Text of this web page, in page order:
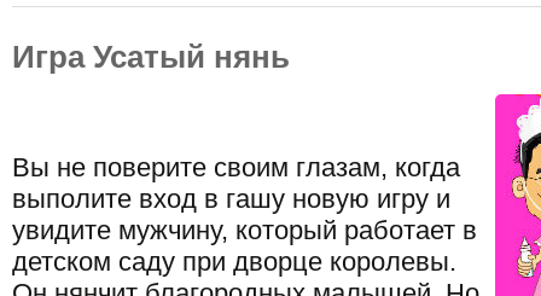
Игра Усатый нянь
Вы не поверите своим глазам, когда
выполите вход в гашу новую игру и
увидите мужчину, который работает в
детском саду при дворце королевы.